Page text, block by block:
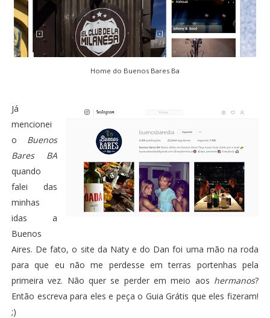
Home do Buenos Bares Ba
Já
mencionei
o Buenos
Bares BA
quando
falei das
minhas
idas a
Buenos
Aires. De fato, o site da Naty e do Dan foi uma mão na roda
para que eu não me perdesse em terras portenhas pela
primeira vez. Não quer se perder em meio aos hermanos?
Então escreva para eles e peça o Guia Grátis que eles fizeram!
;)